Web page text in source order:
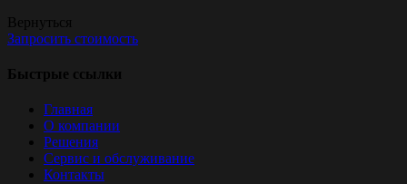
Вернуться
Запросить стоимость
Быстрые ссылки
Главная
О компании
Решения
Сервис и обслуживание
Контакты